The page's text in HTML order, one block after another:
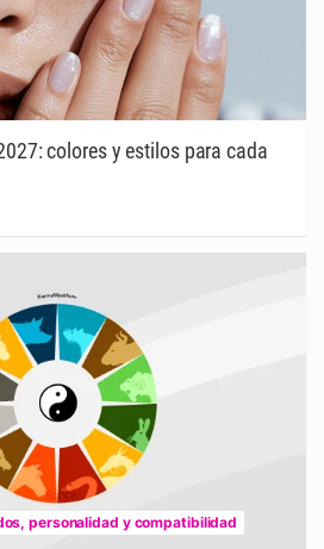
colores y estilos para cada
personalidad y compatibilidad